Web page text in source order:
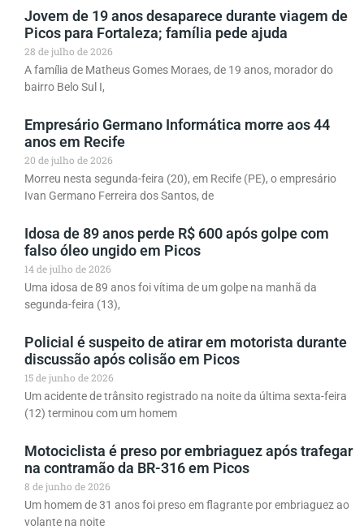
Jovem de 19 anos desaparece durante viagem de
Picos para Fortaleza; família pede ajuda
28 de julho de 2026
A família de Matheus Gomes Moraes, de 19 anos, morador do
bairro Belo Sul I,
Empresário Germano Informática morre aos 44
anos em Recife
20 de julho de 2026
Morreu nesta segunda-feira (20), em Recife (PE), o empresário
Ivan Germano Ferreira dos Santos, de
Idosa de 89 anos perde R$ 600 após golpe com
falso óleo ungido em Picos
14 de julho de 2026
Uma idosa de 89 anos foi vítima de um golpe na manhã da
segunda-feira (13),
Policial é suspeito de atirar em motorista durante
discussão após colisão em Picos
15 de junho de 2026
Um acidente de trânsito registrado na noite da última sexta-feira
(12) terminou com um homem
Motociclista é preso por embriaguez após trafegar
na contramão da BR-316 em Picos
8 de junho de 2026
Um homem de 31 anos foi preso em flagrante por embriaguez ao
volante na noite